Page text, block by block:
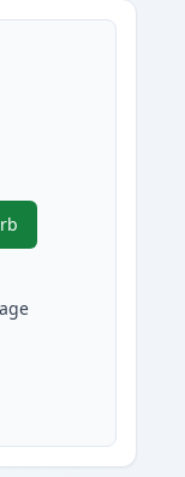
Canon CLI-